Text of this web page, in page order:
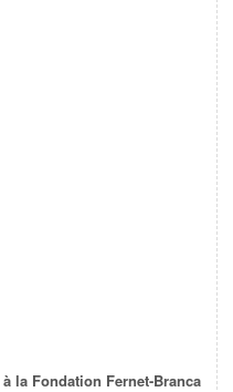
à la Fondation Fernet-Branca